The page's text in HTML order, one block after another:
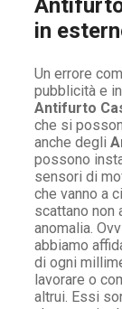
in
Un errore
pubblicità e
Antifurto
che si
anche degli
possono
sensori di
che vanno a
scattano non
anomalia.
abbiamo
di ogni
lavorare o
altrui. Essi